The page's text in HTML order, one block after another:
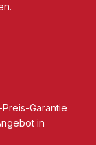
Garantie
in